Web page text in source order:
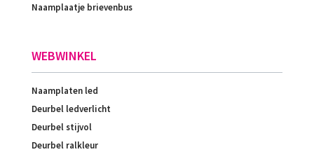
Naamplaatje brievenbus
WEBWINKEL
Naamplaten led
Deurbel ledverlicht
Deurbel stijvol
Deurbel ralkleur